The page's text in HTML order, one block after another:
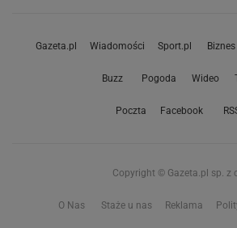
Gazeta.pl Wiadomości Sport.pl Biznes
Buzz Pogoda Wideo
Poczta Facebook
Copyright © Gazeta.pl sp. z
O Nas Staże u nas Reklama